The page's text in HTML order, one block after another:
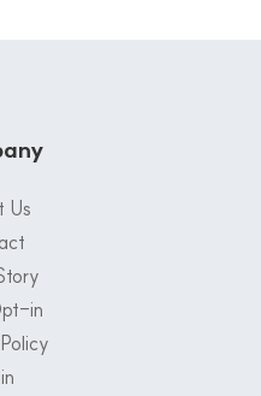
Us
in